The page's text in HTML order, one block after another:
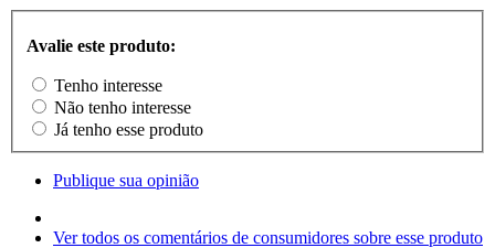
Avalie este produto:
Tenho interesse
Não tenho interesse
Já tenho esse produto
Publique sua opinião
Ver todos os comentários de consumidores sobre esse produto